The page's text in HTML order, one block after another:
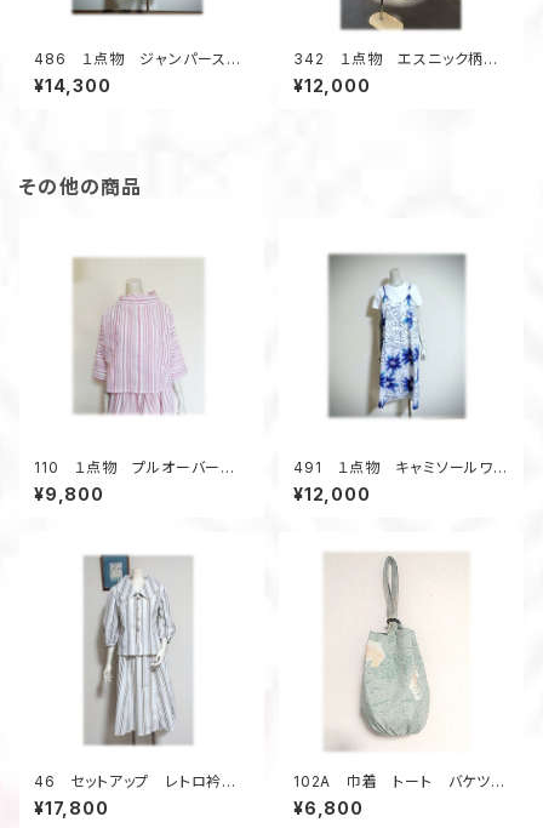
486 １点物 ジャンパースカ
ート テントラインワンピース
紬着物リメイク 大きいサイ
¥14,300
342 １点物 エスニック柄
紬 Aラインワンピース ジャン
スカ オールシーズン 着物リ
¥12,000
その他の商品
110 １点物 プルオーバー
デッドストック浴衣地リメイク
ねじりオフタートル クロップド
¥9,800
491 １点物 キャミソールワン
ピース ジャンパースカート
リゾート 夏祭り デッドストッ
¥12,000
46 セットアップ レトロ衿ブラ
ウス フレアスカート デッドス
トック浴衣地 ストライプ 夏の
¥17,800
102A 巾着 トート バケツ
型 大島紬リメイク 春色 亀
甲柄 ウッドリング 5ポケット
¥6,800